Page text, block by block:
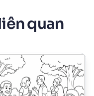
quan